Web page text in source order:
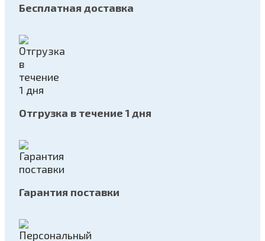
Бесплатная доставка
Отгрузка в течение 1 дня
Гарантия поставки